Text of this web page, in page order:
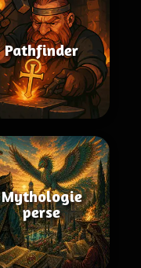
Pathfinder
Mythologie
perse